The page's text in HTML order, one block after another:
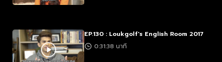
EP.130 : Loukgolf's English Room 2017
0:31:38 นาที